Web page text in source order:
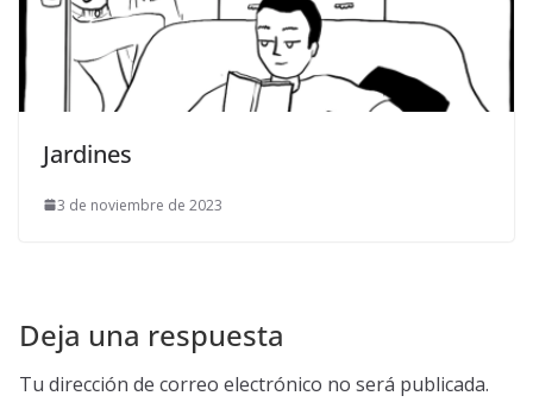
Jardines
3 de noviembre de 2023
Deja una respuesta
Tu dirección de correo electrónico no será publicada.